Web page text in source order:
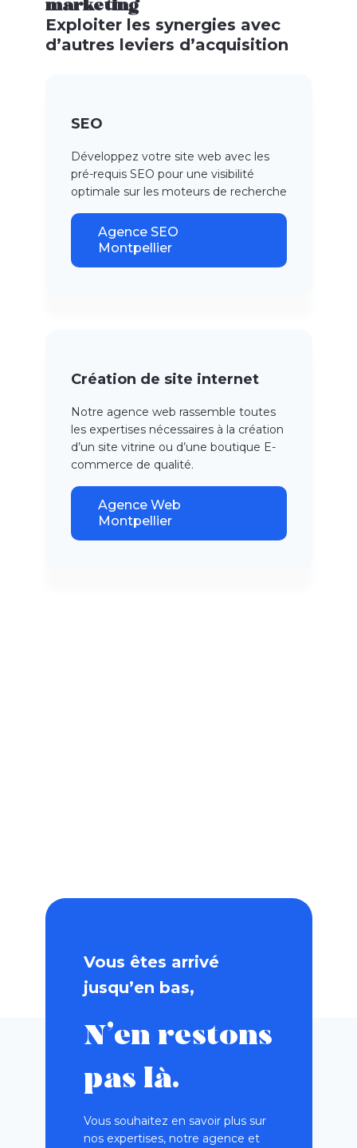
marketing
Exploiter les synergies avec
d’autres leviers d’acquisition
SEO
Développez votre site web avec les
pré-requis SEO pour une visibilité
optimale sur les moteurs de recherche
Agence SEO
Montpellier
Création de site internet
Notre agence web rassemble toutes
les expertises nécessaires à la création
d’un site vitrine ou d’une boutique E-
commerce de qualité.
Agence Web
Montpellier
Vous êtes arrivé
jusqu’en bas,
N’en restons
pas là.
Vous souhaitez en savoir plus sur
nos expertises, notre agence et